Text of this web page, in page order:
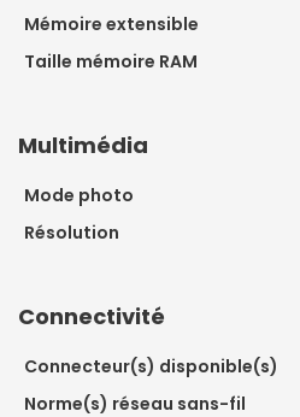
Mémoire extensible
Taille mémoire RAM
Multimédia
Mode photo
Résolution
Connectivité
Connecteur(s) disponible(s)
Norme(s) réseau sans-fil